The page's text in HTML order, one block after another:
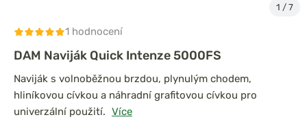
1 / 7
1 hodnocení
DAM Naviják Quick Intenze 5000FS
Naviják s volnoběžnou brzdou, plynulým chodem,
hliníkovou cívkou a náhradní grafitovou cívkou pro
univerzální použití. Více